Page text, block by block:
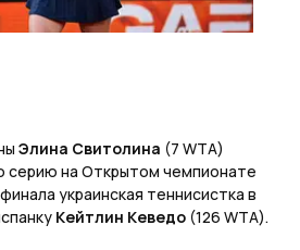
Элина Свитолина (7 WTA)
серию на Открытом чемпионате
украинская теннисистка в
Кейтлин Кеведо (126 WTA).